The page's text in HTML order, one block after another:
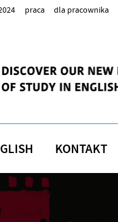
praca dla pracownika
KONTAKT